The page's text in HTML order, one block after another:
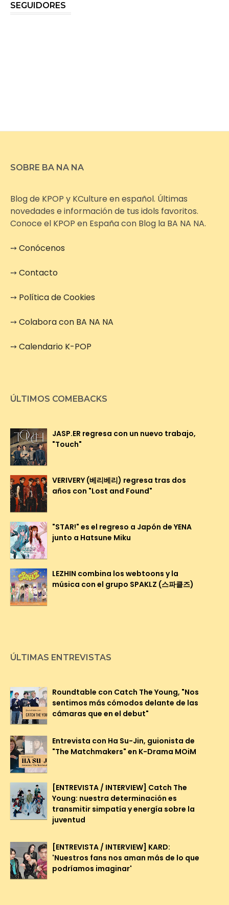
SEGUIDORES
SOBRE BA NA NA
Blog de KPOP y KCulture en español. Últimas
novedades e información de tus idols favoritos.
Conoce el KPOP en España con Blog la BA NA NA.
➙Conócenos
➙Contacto
➙ Política de Cookies
➙Colabora con BA NA NA
➙Calendario K-POP
ÚLTIMOS COMEBACKS
JASP.ER regresa con un nuevo trabajo,
"Touch"
VERIVERY (베리베리) regresa tras dos
años con "Lost and Found"
"STAR!" es el regreso a Japón de YENA
junto a Hatsune Miku
LEZHIN combina los webtoons y la
música con el grupo SPAKLZ (스파클즈)
ÚLTIMAS ENTREVISTAS
Roundtable con Catch The Young, "Nos
sentimos más cómodos delante de las
cámaras que en el debut"
Entrevista con Ha Su-Jin, guionista de
"The Matchmakers" en K-Drama MOiM
[ENTREVISTA / INTERVIEW] Catch The
Young: nuestra determinación es
transmitir simpatía y energía sobre la
juventud
[ENTREVISTA / INTERVIEW] KARD:
'Nuestros fans nos aman más de lo que
podríamos imaginar'